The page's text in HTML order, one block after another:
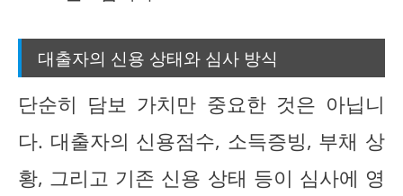
대출자의 신용 상태와 심사 방식
단순히 담보 가치만 중요한 것은 아닙니
다. 대출자의 신용점수, 소득증빙, 부채 상
황, 그리고 기존 신용 상태 등이 심사에 영